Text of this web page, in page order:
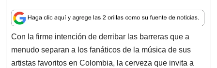
a
t
s
A
p
c
e
b
o
o
n
k
e
d
I
a
i
l
r
e
a
d
s
Con la firme intención de derribar las barreras que a
menudo separan a los fanáticos de la música de sus
artistas favoritos en Colombia, la cerveza que invita a